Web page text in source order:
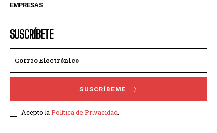
EMPRESAS
SUSCRÍBETE
SUSCRÍBEME
Acepto laPolítica de Privacidad.